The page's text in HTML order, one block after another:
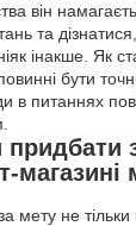
він
та
інакше. Як
бути
в питаннях
магазині
мету не тільки